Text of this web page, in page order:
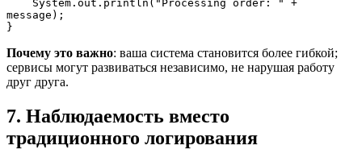
message);
}
Почему это важно: ваша система становится более гибкой;
сервисы могут развиваться независимо, не нарушая работу
друг друга.
7. Наблюдаемость вместо
традиционного логирования